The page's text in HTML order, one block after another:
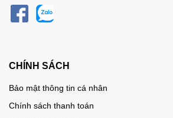
CHÍNH SÁCH
Bảo mật thông tin cá nhân
Chính sách thanh toán